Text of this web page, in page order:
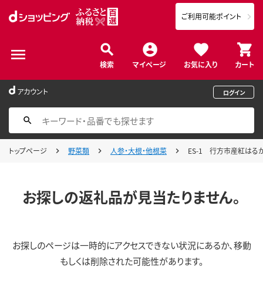
検索 マイページ お気に入り カート
ご利用可能ポイント
アカウント ログイン
トップページ 野菜類 人参・大根・他根菜 ES-1 行方市産紅はる
お探しの返礼品が見当たりません。
お探しのページは一時的にアクセスできない状況にあるか、移動
もしくは削除された可能性があります。